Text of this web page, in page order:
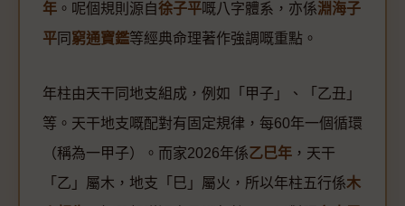
年 。呢個規則源自徐子平嘅八字體系，亦係淵海子
平 同 窮通寶鑑等經典命理著作強調嘅重點。
年柱由天干同地支組成，例如「甲子」、「乙丑」
等。天干地支嘅配對有固定規律，每60年一個循環
（稱為一甲子）。而家2026年係乙巳年 ，天干
「乙」屬木，地支「巳」屬火，所以年柱五行係木